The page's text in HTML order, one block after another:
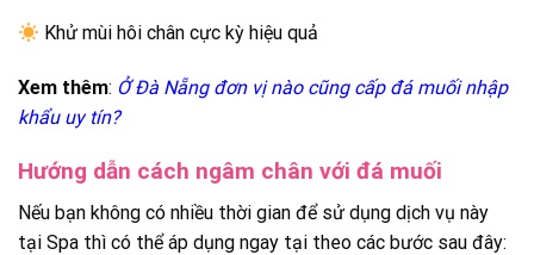
Khử mùi hôi chân cực kỳ hiệu quả
Xem thêm: Ở Đà Nẵng đơn vị nào cũng cấp đá muối nhập
khẩu uy tín?
Hướng dẫn cách ngâm chân với đá muối
Nếu bạn không có nhiều thời gian để sử dụng dịch vụ này
tại Spa thì có thể áp dụng ngay tại theo các bước sau đây: